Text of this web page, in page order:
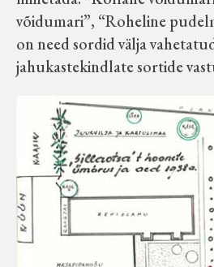
võidumari”, “Roheline
on need sordid välja
jahukastekindlate sortide